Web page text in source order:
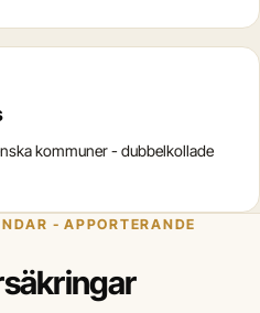
kommuner - dubbelkollade
- APPORTERANDE